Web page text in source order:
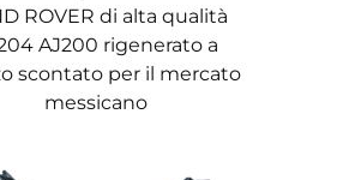
ROVER di alta qualità
AJ200 rigenerato a
scontato per il mercato
messicano